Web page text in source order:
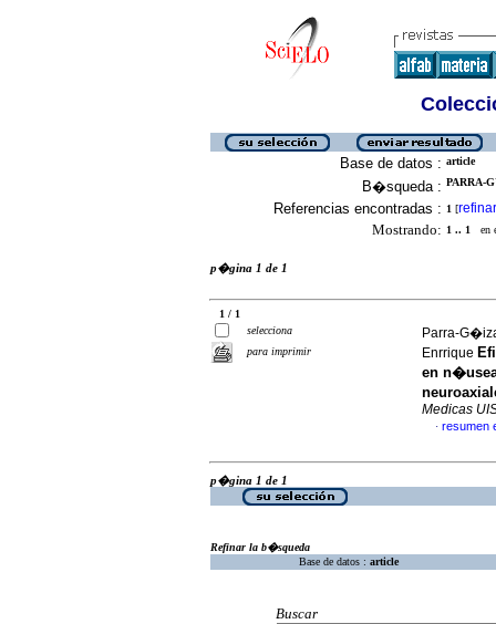
Base de datos : article
B�squeda : PARRA-
Referencias encontradas : 1 [refinar
Mostrando: 1 .. 1 en
p�gina 1 de 1
1 / 1
selecciona
para imprimir
Parra-
Enrrique
en
Medicas
· resumen
p�gina 1 de 1
Refinar la b�squeda
Base de datos : article
Buscar